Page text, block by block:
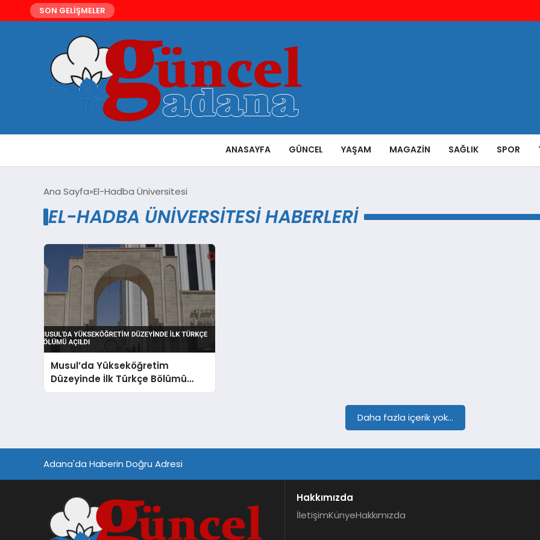
SON GELİŞMELER
ANASAYFA GÜNCEL YAŞAM MAGAZIN SAĞLIK SPOR
Ana Sayfa El-Hadba Üniversitesi
EL-HADBA ÜNIVERSITESI HABERLERI
Musul’da Yükseköğretim
Düzeyinde İlk Türkçe Bölümü
Açıldı
Daha fazla içerik yok...
Adana'da Haberin Doğru Adresi
Hakkımızda
İletişimKünyeHakkımızda